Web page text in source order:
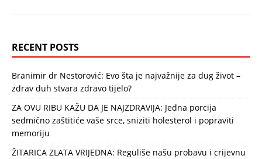
RECENT POSTS
Branimir dr Nestorović: Evo šta je najvažnije za dug život –
zdrav duh stvara zdravo tijelo?
ZA OVU RIBU KAŽU DA JE NAJZDRAVIJA: Jedna porcija
sedmično zaštitiće vaše srce, sniziti holesterol i popraviti
memoriju
ŽITARICA ZLATA VRIJEDNA: Reguliše našu probavu i crijevnu